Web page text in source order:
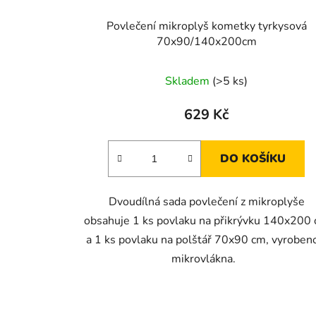
Povlečení mikroplyš kometky tyrkysová
70x90/140x200cm
Skladem (>5 ks)
629 Kč
DO KOŠÍKU
Dvoudílná sada povlečení z mikroplyše
obsahuje 1 ks povlaku na přikrývku 140x200
a 1 ks povlaku na polštář 70x90 cm,
mikrovlákna.